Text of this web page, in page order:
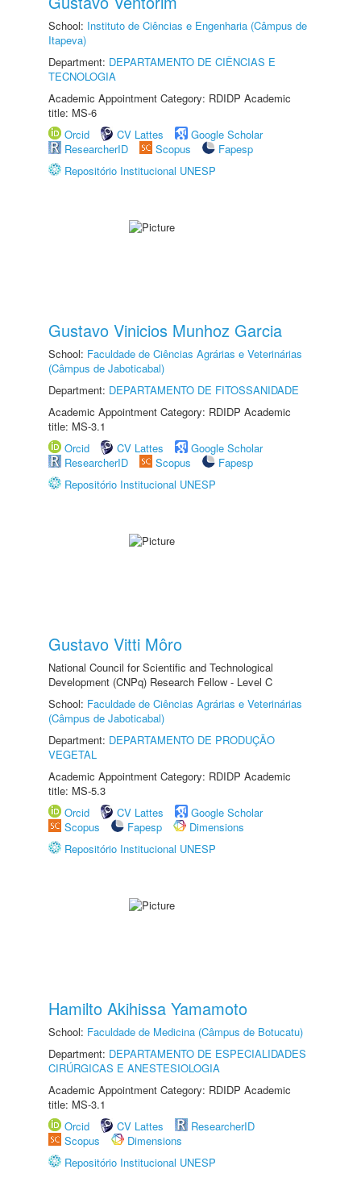
School: Instituto de Ciências e Engenharia (Câmpus de
Itapeva)
Department: DEPARTAMENTO DE CIÊNCIAS E
TECNOLOGIA
Academic Appointment Category: RDIDP Academic
title: MS-6
Orcid
CV Lattes
Google Scholar
ResearcherID
Scopus
Fapesp
Repositório Institucional UNESP
Gustavo Vinicios Munhoz Garcia
School: Faculdade de Ciências Agrárias e Veterinárias
(Câmpus de Jaboticabal)
Department: DEPARTAMENTO DE FITOSSANIDADE
Academic Appointment Category: RDIDP Academic
title: MS-3.1
Orcid
CV Lattes
Google Scholar
ResearcherID
Scopus
Fapesp
Repositório Institucional UNESP
Gustavo Vitti Môro
National Council for Scientific and Technological
Development (CNPq) Research Fellow - Level C
School: Faculdade de Ciências Agrárias e Veterinárias
(Câmpus de Jaboticabal)
Department: DEPARTAMENTO DE PRODUÇÃO
VEGETAL
Academic Appointment Category: RDIDP Academic
title: MS-5.3
Orcid
CV Lattes
Google Scholar
Scopus
Fapesp
Dimensions
Repositório Institucional UNESP
Hamilto Akihissa Yamamoto
School: Faculdade de Medicina (Câmpus de Botucatu)
Department: DEPARTAMENTO DE ESPECIALIDADES
CIRÚRGICAS E ANESTESIOLOGIA
Academic Appointment Category: RDIDP Academic
title: MS-3.1
Orcid
CV Lattes
ResearcherID
Scopus
Dimensions
Repositório Institucional UNESP